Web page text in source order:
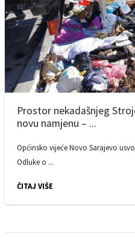
Prostor nekadašnjeg
novu namjenu – ...
Općinsko vijeće Novo Sarajevo
Odluke o ...
ČITAJ VIŠE